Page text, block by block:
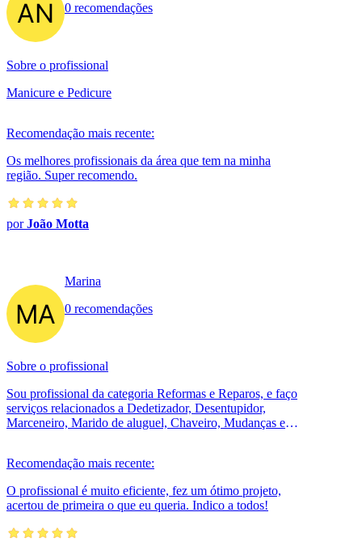
0 recomendações
Sobre o profissional
Manicure e Pedicure
Recomendação mais recente:
Os melhores profissionais da área que tem na minha
região. Super recomendo.
porJoão Motta
Marina
0 recomendações
Sobre o profissional
Sou profissional da categoria Reformas e Reparos, e faço
serviços relacionados a Dedetizador, Desentupidor,
Marceneiro, Marido de aluguel, Chaveiro, Mudanças e
Recomendação mais recente:
O profissional é muito eficiente, fez um ótimo projeto,
acertou de primeira o que eu queria. Indico a todos!